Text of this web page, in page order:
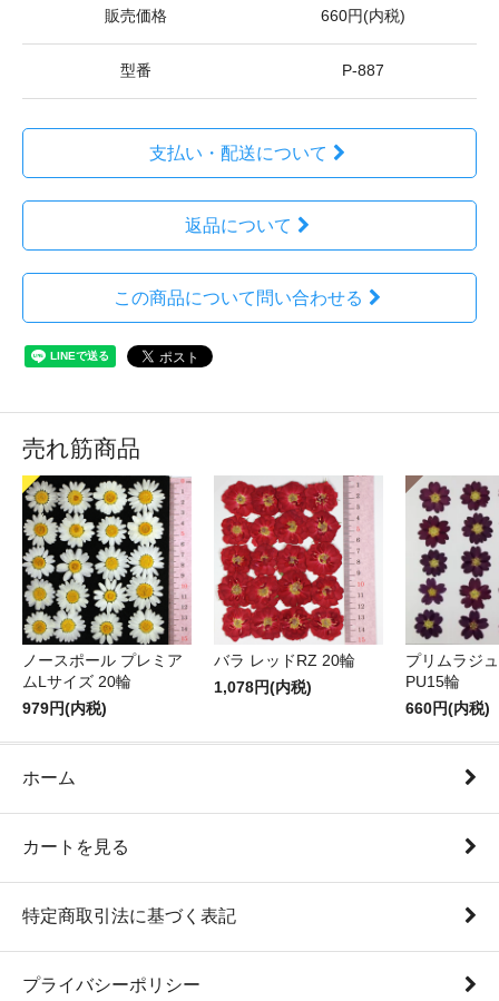
販売価格 660円(内税)
型番 P-887
支払い・配送について
返品について
この商品について問い合わせる
売れ筋商品
ノースポール プレミア
ムLサイズ 20輪
979円(内税)
バラ レッドRZ 20輪
1,078円(内税)
プリムラジ
PU15輪
660円(内税)
ホーム
カートを見る
特定商取引法に基づく表記
プライバシーポリシー